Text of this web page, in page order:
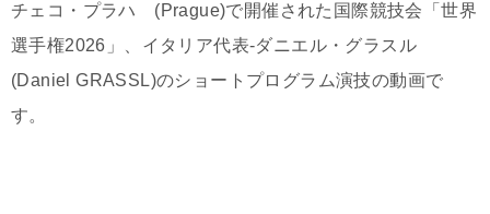
チェコ・プラハ (Prague)で開催された国際競技会「世界
選手権2026」、イタリア代表-ダニエル・グラスル
(Daniel GRASSL)のショートプログラム演技の動画で
す。